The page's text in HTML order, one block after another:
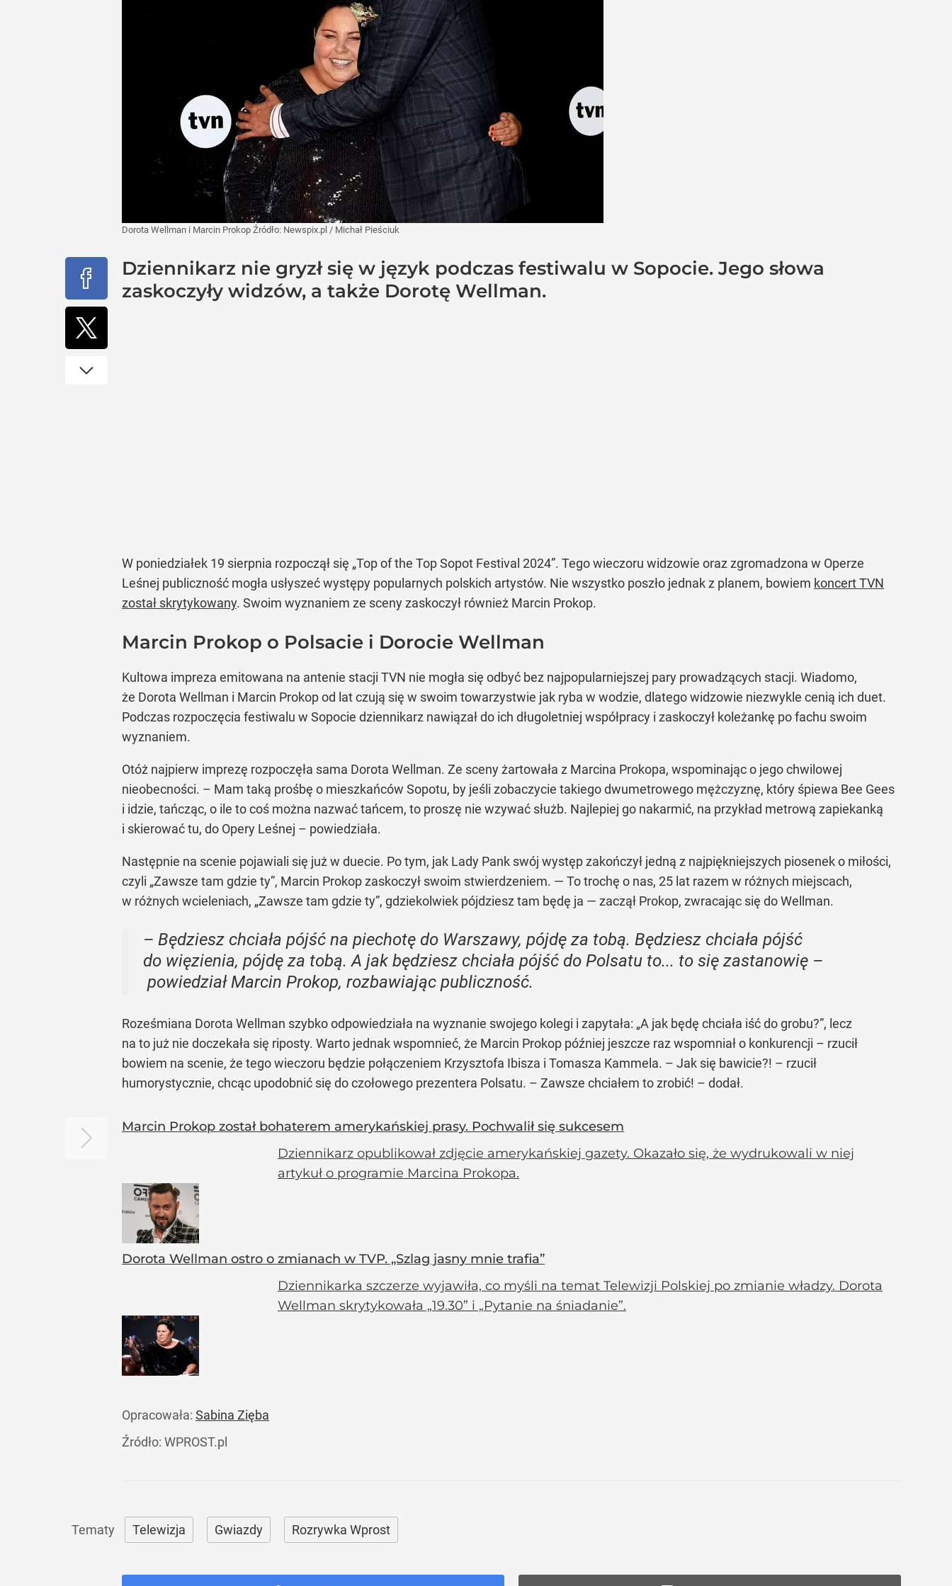
Dorota Wellman i Marcin Prokop Źródło: Newspix.pl / Michał Pieściuk
Dziennikarz nie gryzł się w język podczas festiwalu w Sopocie. Jego słowa
zaskoczyły widzów, a także Dorotę Wellman.
W poniedziałek 19 sierpnia rozpoczął się „Top of the Top Sopot Festival 2024”. Tego wieczoru widzowie oraz zgromadzona w Operze
Leśnej publiczność mogła usłyszeć występy popularnych polskich artystów. Nie wszystko poszło jednak z planem, bowiem koncert TVN
został skrytykowany. Swoim wyznaniem ze sceny zaskoczył również Marcin Prokop.
Marcin Prokop o Polsacie i Dorocie Wellman
Kultowa impreza emitowana na antenie stacji TVN nie mogła się odbyć bez najpopularniejszej pary prowadzących stacji. Wiadomo,
że Dorota Wellman i Marcin Prokop od lat czują się w swoim towarzystwie jak ryba w wodzie, dlatego widzowie niezwykle cenią ich duet.
Podczas rozpoczęcia festiwalu w Sopocie dziennikarz nawiązał do ich długoletniej współpracy i zaskoczył koleżankę po fachu swoim
wyznaniem.
Otóż najpierw imprezę rozpoczęła sama Dorota Wellman. Ze sceny żartowała z Marcina Prokopa, wspominając o jego chwilowej
nieobecności. – Mam taką prośbę o mieszkańców Sopotu, by jeśli zobaczycie takiego dwumetrowego mężczyznę, który śpiewa Bee Gees
i idzie, tańcząc, o ile to coś można nazwać tańcem, to proszę nie wzywać służb. Najlepiej go nakarmić, na przykład metrową zapiekanką
i skierować tu, do Opery Leśnej – powiedziała.
Następnie na scenie pojawiali się już w duecie. Po tym, jak Lady Pank swój występ zakończył jedną z najpiękniejszych piosenek o miłości,
czyli „Zawsze tam gdzie ty”, Marcin Prokop zaskoczył swoim stwierdzeniem. — To trochę o nas, 25 lat razem w różnych miejscach,
w różnych wcieleniach, „Zawsze tam gdzie ty”, gdziekolwiek pójdziesz tam będę ja — zaczął Prokop, zwracając się do Wellman.
– Będziesz chciała pójść na piechotę do Warszawy, pójdę za tobą. Będziesz chciała pójść
do więzienia, pójdę za tobą. A jak będziesz chciała pójść do Polsatu to... to się zastanowię –
powiedział Marcin Prokop, rozbawiając publiczność.
Roześmiana Dorota Wellman szybko odpowiedziała na wyznanie swojego kolegi i zapytała: „A jak będę chciała iść do grobu?”, lecz
na to już nie doczekała się riposty. Warto jednak wspomnieć, że Marcin Prokop później jeszcze raz wspomniał o konkurencji – rzucił
bowiem na scenie, że tego wieczoru będzie połączeniem Krzysztofa Ibisza i Tomasza Kammela. – Jak się bawicie?! – rzucił
humorystycznie, chcąc upodobnić się do czołowego prezentera Polsatu. – Zawsze chciałem to zrobić! – dodał.
Marcin Prokop został bohaterem amerykańskiej prasy. Pochwalił się sukcesem
Dziennikarz opublikował zdjęcie amerykańskiej gazety. Okazało się, że wydrukowali w niej
artykuł o programie Marcina Prokopa.
Dorota Wellman ostro o zmianach w TVP. „Szlag jasny mnie trafia”
Dziennikarka szczerze wyjawiła, co myśli na temat Telewizji Polskiej po zmianie władzy. Dorota
Wellman skrytykowała „19.30” i „Pytanie na śniadanie”.
Opracowała: Sabina Zięba
Źródło: WPROST.pl
Telewizja Gwiazdy Rozrywka Wprost